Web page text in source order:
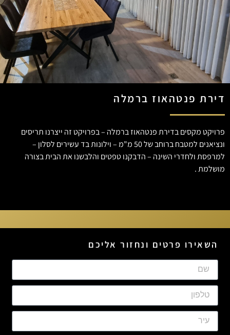
דירת פנטהאוז ברמלה
פרויקט מקסים בדירת פנטהאוז ברמלה – בפרויקט זה ייצרנו תריסים
ונציאנים למטבח ברוחב של 50 מ"מ – וילונות בד עשירים לסלון –
למרפסת ולחדרי השינה – הדבקנו טפטים והלבשנו את הבית בצורה
מושלמת .
השאירו פרטים ונחזור אליכם